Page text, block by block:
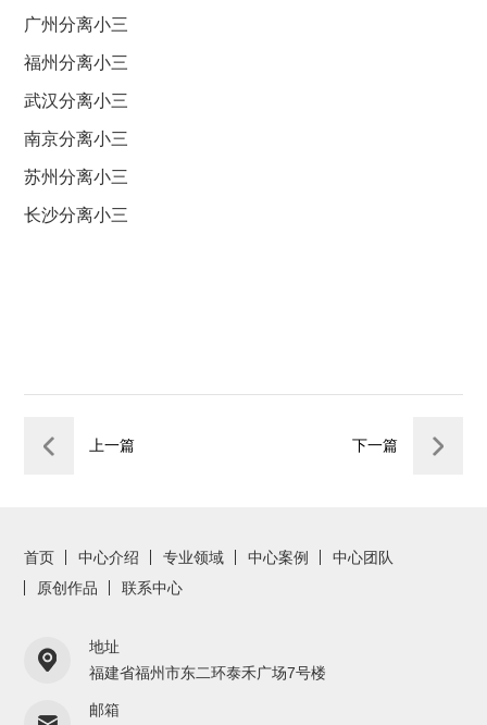
广州分离小三
福州分离小三
武汉分离小三
南京分离小三
苏州分离小三
长沙分离小三
上一篇 下一篇
首页 中心介绍 专业领域 中心案例
中心团队
原创作品
联系中心
地址
福建省福州市东二环泰禾广场7号楼
邮箱